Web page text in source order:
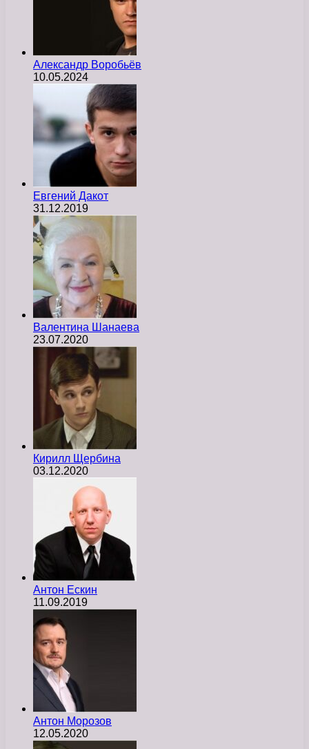
Александр Воробьёв
10.05.2024
Евгений Дакот
31.12.2019
Валентина Шанаева
23.07.2020
Кирилл Щербина
03.12.2020
Антон Ескин
11.09.2019
Антон Морозов
12.05.2020